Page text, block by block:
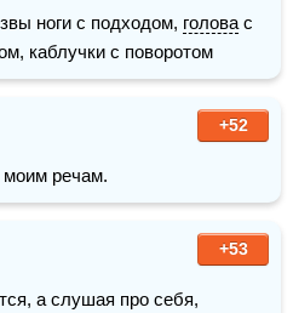
ноги с подходом, голова с
каблучки с поворотом
+52
моим речам.
+53
а слушая про себя,